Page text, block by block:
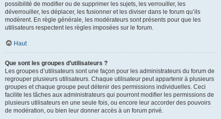
possibilité de modifier ou de supprimer les sujets, les verrouiller, les
déverrouiller, les déplacer, les fusionner et les diviser dans le forum qu’ils
modèrent. En règle générale, les modérateurs sont présents pour que les
utilisateurs respectent les règles imposées sur le forum.
Haut
Que sont les groupes d’utilisateurs ?
Les groupes d’utilisateurs sont une façon pour les administrateurs du forum de
regrouper plusieurs utilisateurs. Chaque utilisateur peut appartenir à plusieurs
groupes et chaque groupe peut détenir des permissions individuelles. Ceci
facilite les tâches aux administrateurs qui pourront modifier les permissions de
plusieurs utilisateurs en une seule fois, ou encore leur accorder des pouvoirs
de modération, ou bien leur donner accès à un forum privé.